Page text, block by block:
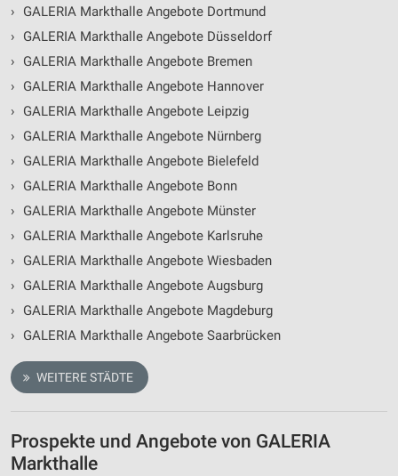
›
GALERIA Markthalle Angebote Dortmund
›
GALERIA Markthalle Angebote Düsseldorf
›
GALERIA Markthalle Angebote Bremen
›
GALERIA Markthalle Angebote Hannover
›
GALERIA Markthalle Angebote Leipzig
›
GALERIA Markthalle Angebote Nürnberg
›
GALERIA Markthalle Angebote Bielefeld
›
GALERIA Markthalle Angebote Bonn
›
GALERIA Markthalle Angebote Münster
›
GALERIA Markthalle Angebote Karlsruhe
›
GALERIA Markthalle Angebote Wiesbaden
›
GALERIA Markthalle Angebote Augsburg
›
GALERIA Markthalle Angebote Magdeburg
›
GALERIA Markthalle Angebote Saarbrücken
WEITERE STÄDTE
Prospekte und Angebote von GALERIA
Markthalle